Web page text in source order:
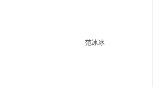
范冰冰